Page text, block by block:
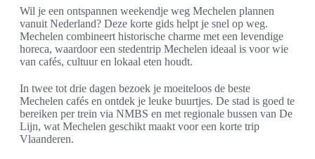
Wil je een ontspannen weekendje weg Mechelen plannen
vanuit Nederland? Deze korte gids helpt je snel op weg.
Mechelen combineert historische charme met een levendige
horeca, waardoor een stedentrip Mechelen ideaal is voor wie
van cafés, cultuur en lokaal eten houdt.
In twee tot drie dagen bezoek je moeiteloos de beste
Mechelen cafés en ontdek je leuke buurtjes. De stad is goed te
bereiken per trein via NMBS en met regionale bussen van De
Lijn, wat Mechelen geschikt maakt voor een korte trip
Vlaanderen.